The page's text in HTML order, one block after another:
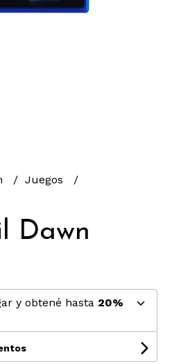
Juegos
Dawn
y obtené hasta 20%